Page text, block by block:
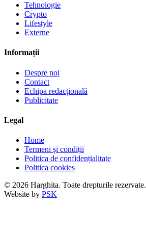
Tehnologie
Crypto
Lifestyle
Externe
Informații
Despre noi
Contact
Echipa redacțională
Publicitate
Legal
Home
Termeni și condiții
Politica de confidențialitate
Politica cookies
© 2026 Harghita. Toate drepturile rezervate.
Website by PSK